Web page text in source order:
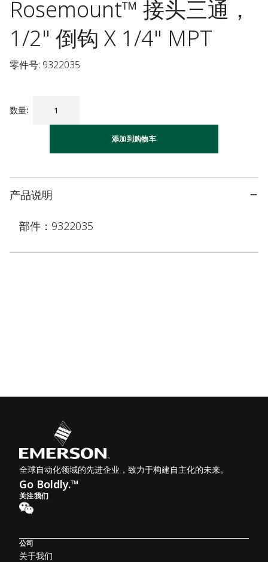
Rosemount™ 接头三通，
1/2" 倒钩 X 1/4" MPT
零件号: 9322035
数量:
添加到购物车
产品说明
部件：9322035
全球自动化领域的先进企业，致力于构建自主化的未来。
Go Boldly.™
关注我们
公司
关于我们